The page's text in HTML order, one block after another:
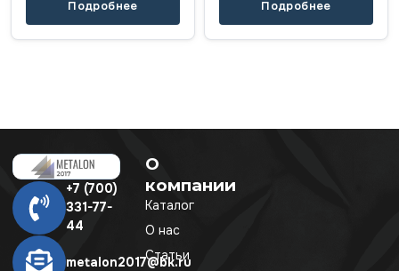
Подробнее Подробнее
+7 (700)
331-77-
44
metalon2017@bk.ru
О
компании
Каталог
О нас
Статьи